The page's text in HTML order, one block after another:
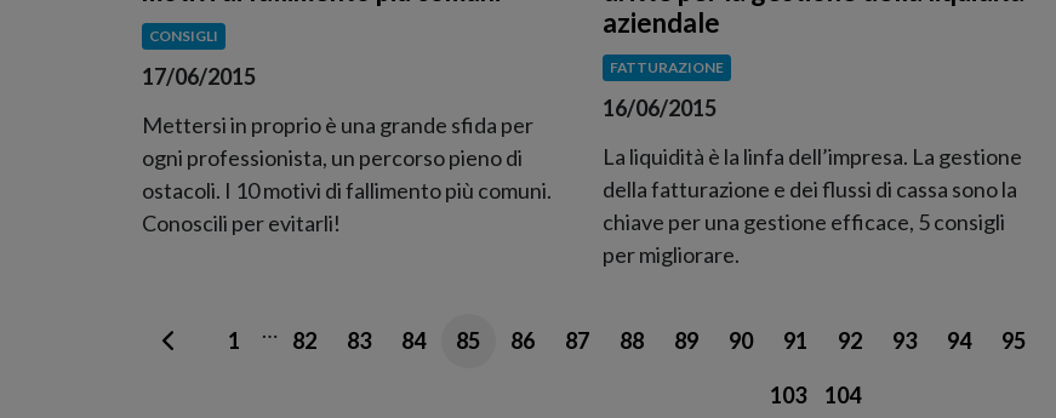
CONSIGLI
17/06/2015
Mettersi in proprio è una grande sfida per
ogni professionista, un percorso pieno di
ostacoli. I 10 motivi di fallimento più comuni.
Conoscili per evitarli!
aziendale
FATTURAZIONE
16/06/2015
La liquidità è la linfa dell’impresa. La gestione
della fatturazione e dei flussi di cassa sono la
chiave per una gestione efficace, 5 consigli
per migliorare.
1 … 82 83 84 85 86 87 88 89 90 91 92 93 94 95
103 104